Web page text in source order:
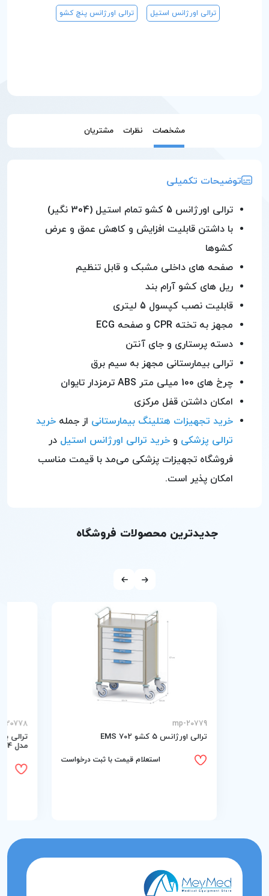
ترالی اورژانس استیل ترالی اورژانس پنچ کشو
مشخصات نظرات مشتریان
توضیحات تکمیلی
ترالی اورژانس 5 کشو تمام استیل (304 نگیر)
با داشتن قابلیت افزایش و کاهش عمق و عرض
کشوها
صفحه های داخلی مشبک و قابل تنظیم
ریل های کشو آرام بند
قابلیت نصب کپسول 5 لیتری
مجهز به تخته CPR و صفحه ECG
دسته پرستاری و جای آنتن
ترالی بیمارستانی مجهز به سیم برق
چرخ های 100 میلی متر ABS ترمزدار تایوان
امکان داشتن قفل مرکزی
خرید تجهیزات هتلینگ بیمارستانی از جمله خرید
ترالی پزشکی و خرید ترالی اورژانس استیل در
فروشگاه تجهیزات پزشکی می‌مد با قیمت مناسب
امکان پذیر است.
جدیدترین محصولات فروشگاه
mp-20779
ترالی اورژانس 5 کشو EMS 702
استعلام قیمت با ثبت درخواست
20778
ترالی
مدل EMG 604